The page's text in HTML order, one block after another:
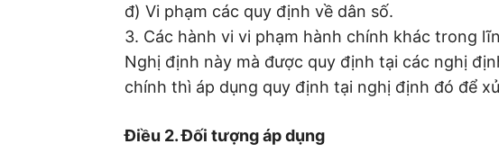
đ) Vi phạm các quy định về dân số.
3. Các hành vi vi phạm hành chính khác trong
Nghị định này mà được quy định tại các nghị
chính thì áp dụng quy định tại nghị định đó để
Điều 2. Đối tượng áp dụng